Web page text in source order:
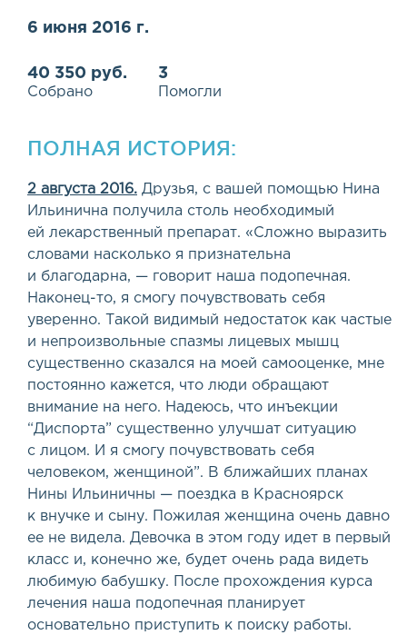
6 июня 2016 г.
40 350 руб.
Собрано
3
Помогли
ПОЛНАЯ ИСТОРИЯ:
2 августа 2016. Друзья, с вашей помощью Нина
Ильинична получила столь необходимый
ей лекарственный препарат. «Сложно выразить
словами насколько я признательна
и благодарна, — говорит наша подопечная.
Наконец-то, я смогу почувствовать себя
уверенно. Такой видимый недостаток как частые
и непроизвольные спазмы лицевых мышц
существенно сказался на моей самооценке, мне
постоянно кажется, что люди обращают
внимание на него. Надеюсь, что инъекции
“Диспорта” существенно улучшат ситуацию
с лицом. И я смогу почувствовать себя
человеком, женщиной”. В ближайших планах
Нины Ильиничны — поездка в Красноярск
к внучке и сыну. Пожилая женщина очень давно
ее не видела. Девочка в этом году идет в первый
класс и, конечно же, будет очень рада видеть
любимую бабушку. После прохождения курса
лечения наша подопечная планирует
основательно приступить к поиску работы.